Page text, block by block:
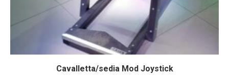
Cavalletta/sedia Mod Joystick